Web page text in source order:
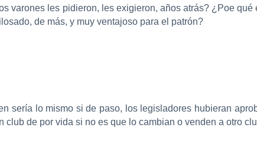
varones les pidieron, les exigieron, años atrás? ¿Poe
de más, y muy ventajoso para el patrón?
sería lo mismo si de paso, los legisladores hubieran
de por vida si no es que lo cambian o venden a otro